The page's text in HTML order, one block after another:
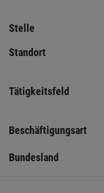
Stelle
Standort
Tätigkeitsfeld
Beschäftigungsart
Bundesland